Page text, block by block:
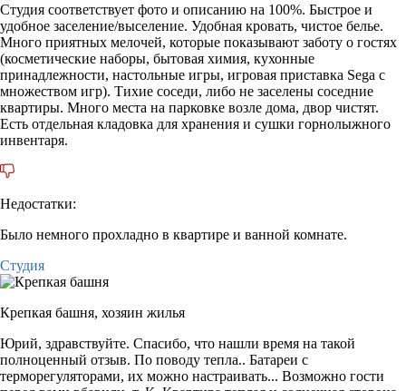
Студия соответствует фото и описанию на 100%. Быстрое и
удобное заселение/выселение. Удобная кровать, чистое белье.
Много приятных мелочей, которые показывают заботу о гостях
(косметические наборы, бытовая химия, кухонные
принадлежности, настольные игры, игровая приставка Sega с
множеством игр). Тихие соседи, либо не заселены соседние
квартиры. Много места на парковке возле дома, двор чистят.
Есть отдельная кладовка для хранения и сушки горнолыжного
инвентаря.
Недостатки:
Было немного прохладно в квартире и ванной комнате.
Студия
Крепкая башня, хозяин жилья
Юрий, здравствуйте. Спасибо, что нашли время на такой
полноценный отзыв. По поводу тепла.. Батареи с
терморегуляторами, их можно настраивать... Возможно гости